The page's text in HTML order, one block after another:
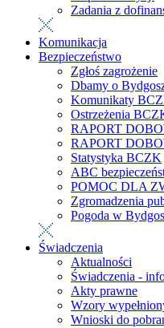
Zadania z
Komunikacja
Bezpieczeństwo
Zgłoś zagrożenie
Dbamy o
Komunikaty
Ostrzeżenia
RAPORT
RAPORT
Statystyka BCZK
ABC
POMOC DLA
Zgromadzenia
Pogoda w
Świadczenia
Aktualności
Świadczenia -
Akty prawne
Wzory
Wnioski do